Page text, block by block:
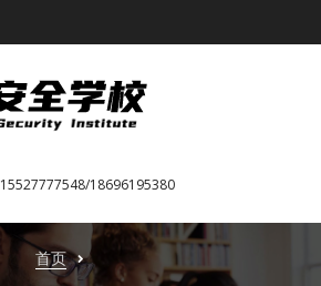
15527777548/18696195380
首页